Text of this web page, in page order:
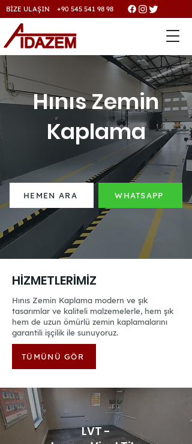
BİZE ULAŞIN +90 545 541 98 98
Hınıs Zemin
Kaplama
HEMEN ARA WHATSAPP
HİZMETLERİMİZ
Hınıs Zemin Kaplama modern ve şık
tasarımlar ve kaliteli malzemelerle, hem şık
hem de uzun ömürlü zemin kaplamalarını
garantili işçilik ile sunuyoruz.
TÜMÜNÜ GÖR
LVT -